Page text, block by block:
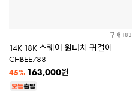
구매 183
14K 18K 스퀘어 원터치 귀걸이
CHBEE788
45% 163,000원